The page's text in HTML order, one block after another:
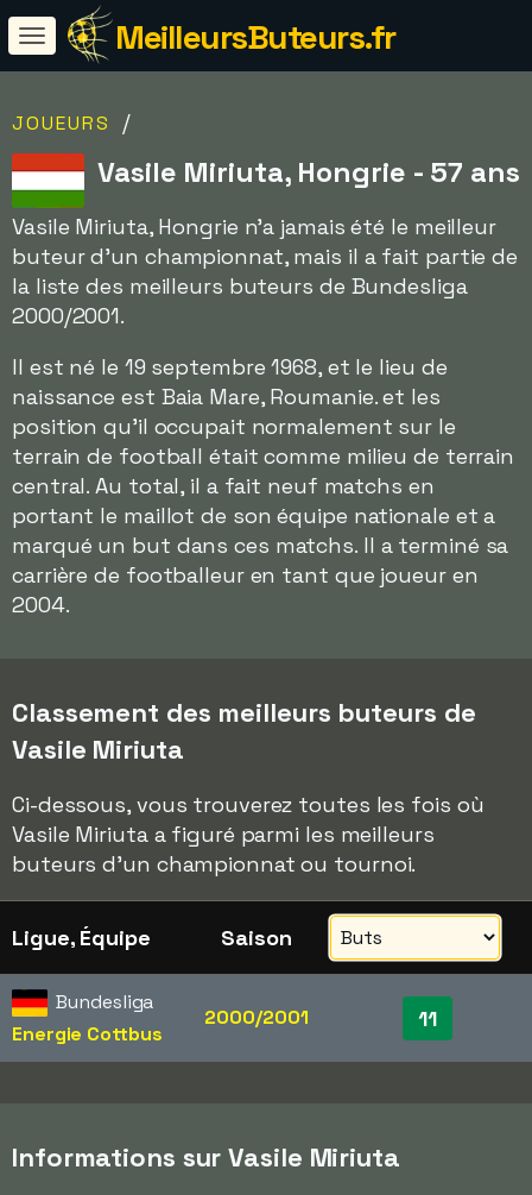
MeilleursButeurs.fr
JOUEURS /
Vasile Miriuta, Hongrie - 57 ans
Vasile Miriuta, Hongrie n'a jamais été le meilleur
buteur d'un championnat, mais il a fait partie de
la liste des meilleurs buteurs de Bundesliga
2000/2001.
Il est né le 19 septembre 1968, et le lieu de
naissance est Baia Mare, Roumanie. et les
position qu'il occupait normalement sur le
terrain de football était comme milieu de terrain
central. Au total, il a fait neuf matchs en
portant le maillot de son équipe nationale et a
marqué un but dans ces matchs. Il a terminé sa
carrière de footballeur en tant que joueur en
2004.
Classement des meilleurs buteurs de
Vasile Miriuta
Ci-dessous, vous trouverez toutes les fois où
Vasile Miriuta a figuré parmi les meilleurs
buteurs d'un championnat ou tournoi.
Ligue, Équipe Saison
Bundesliga
Energie Cottbus
2000/2001 11
Informations sur Vasile Miriuta